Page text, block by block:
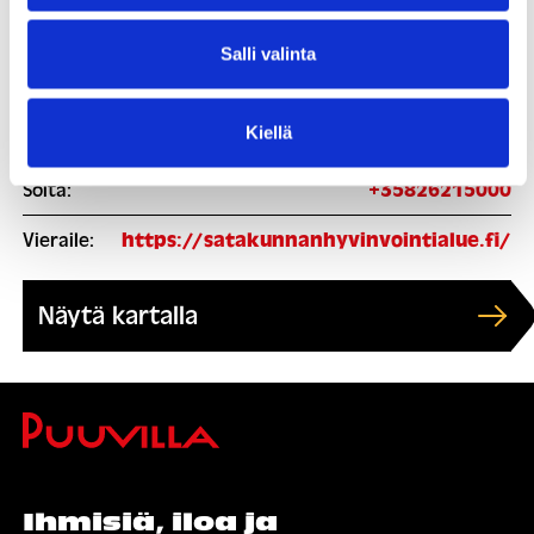
Salli valinta
Kiellä
Soita: +35826215000
Vieraile: https://satakunnanhyvinvointialue.fi/
Näytä kartalla
Ihmisiä, iloa ja